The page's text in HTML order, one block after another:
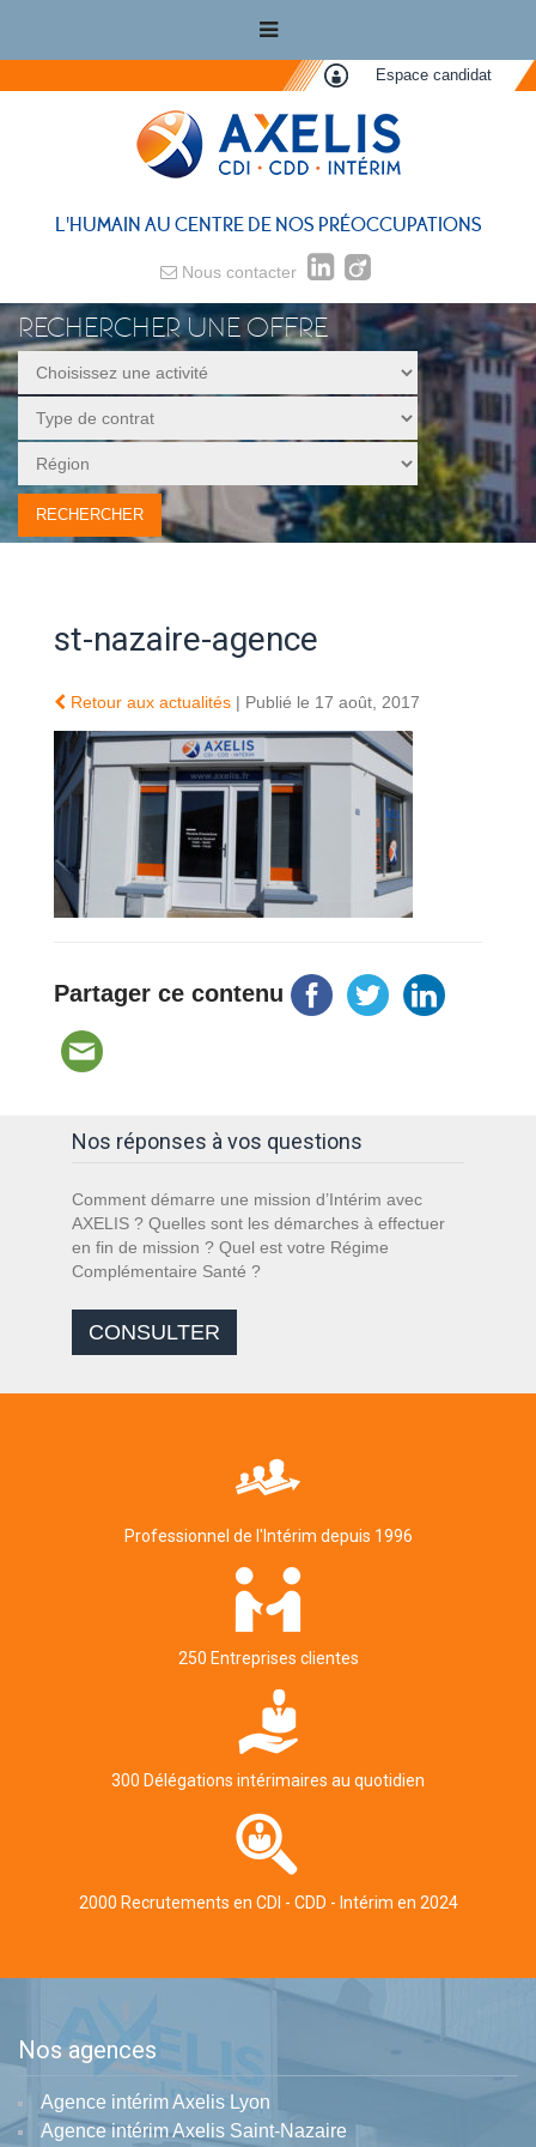
Espace candidat
L'HUMAIN AU CENTRE DE NOS PRÉOCCUPATIONS
Nous contacter
RECHERCHER UNE OFFRE
st-nazaire-agence
Retour aux actualités | Publié le 17 août, 2017
Partager ce contenu
Nos réponses à vos questions
Comment démarre une mission d’Intérim avec
AXELIS ? Quelles sont les démarches à effectuer
en fin de mission ? Quel est votre Régime
Complémentaire Santé ?
CONSULTER
Professionnel de l'Intérim depuis 1996
250 Entreprises clientes
300 Délégations intérimaires au quotidien
2000 Recrutements en CDI - CDD - Intérim en 2024
Nos agences
Agence intérim Axelis Lyon
Agence intérim Axelis Saint-Nazaire